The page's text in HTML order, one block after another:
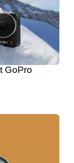
GoPro